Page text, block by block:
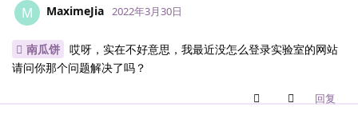
M MaximeJia 2022年3月30日
南瓜饼
哎呀，实在不好意思，我最近没怎么登录实验室的网站
请问你那个问题解决了吗？
回复